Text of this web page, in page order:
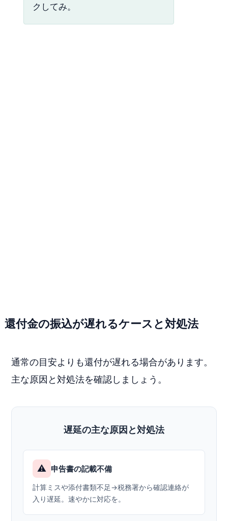
クしてみ。
還付金の振込が遅れるケースと対処法
通常の目安よりも還付が遅れる場合があります。
主な原因と対処法を確認しましょう。
遅延の主な原因と対処法
⚠️ 申告書の記載不備
計算ミスや添付書類不足→税務署から確認連絡が
入り遅延。速やかに対応を。